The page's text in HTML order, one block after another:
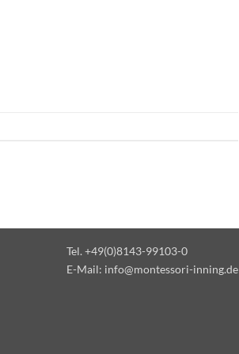
Tel. +49(0)8143-99103-0
E-Mail: info@montessori-inning.de